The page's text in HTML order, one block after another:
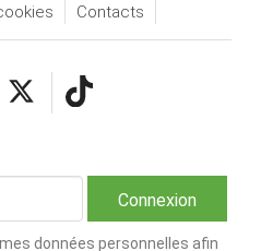
Contacts
données personnelles afin